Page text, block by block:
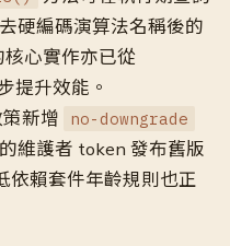
硬編碼演算法名稱後的
心實作亦已從
提升效能。
新增
no-downgrade
維護者 token 發布舊版
依賴套件年齡規則也正